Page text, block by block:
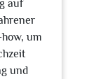
auf
um
und